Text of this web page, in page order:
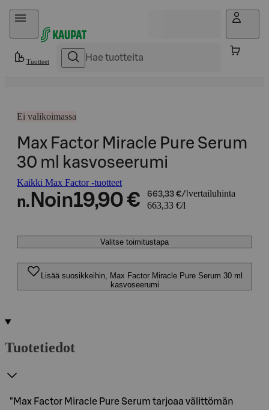
Hyppää sisältöön
Tuotteet
Ei valikoimassa
Max Factor Miracle Pure Serum
30 ml kasvoseerumi
Kaikki Max Factor -tuotteet
n. Noin19,90 € 663,33 €/l vertailuhinta
663,33 €/l
Valitse toimitustapa
Lisää suosikkeihin, Max Factor Miracle Pure Serum 30 ml
kasvoseerumi
Tuotetiedot
"Max Factor Miracle Pure Serum tarjoaa välittömän